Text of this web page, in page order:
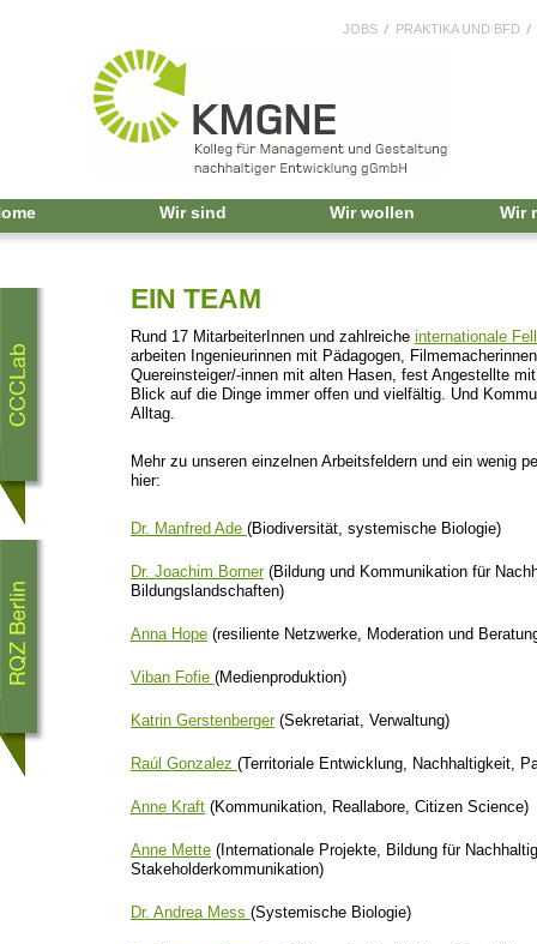
JOBS PRAKTIKA UND BFD
Wir sind Wir wollen Wir
EIN TEAM
Rund 17 MitarbeiterInnen und zahlreiche internationale
arbeiten Ingenieurinnen mit Pädagogen,
Quereinsteiger/-innen mit alten Hasen, fest Angestellte
Blick auf die Dinge immer offen und vielfältig. Und
Alltag.
Mehr zu unseren einzelnen Arbeitsfeldern und ein wenig
hier:
Dr. Manfred Ade (Biodiversität, systemische Biologie)
Dr. Joachim Borner(Bildung und Kommunikation für
Bildungslandschaften)
Anna Hope (resiliente Netzwerke, Moderation und
Viban Fofie (Medienproduktion)
Katrin Gerstenberger(Sekretariat, Verwaltung)
Raúl Gonzalez (Territoriale Entwicklung, Nachhaltigkeit,
Anne Kraft (Kommunikation, Reallabore, Citizen Science)
Anne Mette (Internationale Projekte, Bildung für
Stakeholderkommunikation)
Dr. Andrea Mess (Systemische Biologie)